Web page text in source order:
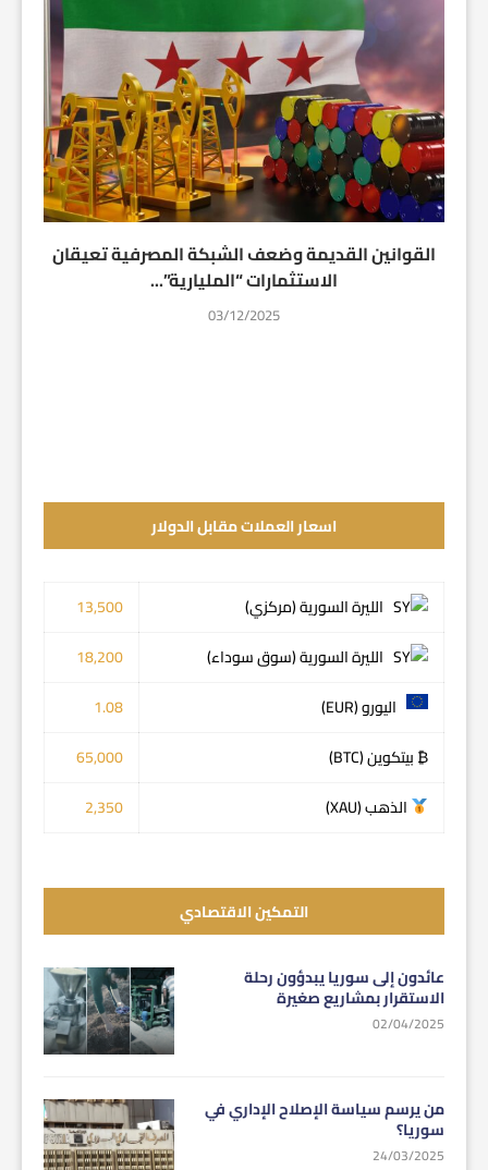
القوانين القديمة وضعف الشبكة المصرفية تعيقان
الاستثمارات “المليارية”...
03/12/2025
اسعار العملات مقابل الدولار
الليرة السورية (مركزي)
13,500
الليرة السورية (سوق سوداء)
18,200
اليورو (EUR)
1.08
₿ بيتكوين (BTC)
65,000
الذهب (XAU)
2,350
التمكين الاقتصادي
عائدون إلى سوريا يبدؤون رحلة
الاستقرار بمشاريع صغيرة
02/04/2025
من يرسم سياسة الإصلاح الإداري في
سوريا؟
24/03/2025